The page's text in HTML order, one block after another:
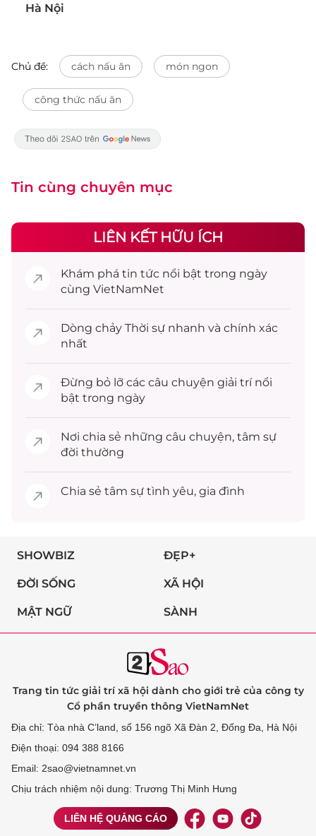
Hà Nội
Chủ đề: cách nấu ăn món ngon
công thức nấu ăn
Tin cùng chuyên mục
LIÊN KẾT HỮU ÍCH
Khám phá tin tức nổi bật trong ngày
cùng VietNamNet
Dòng chảy Thời sự nhanh và chính xác
nhất
Đừng bỏ lỡ các câu chuyện giải trínổi
bật trong ngày
Nơi chia sẻ những câu chuyện, tâm sự
đời thường
Chia sẻ tâm sự tình yêu, gia đình
SHOWBIZ ĐẸP+
ĐỜI SỐNG XÃ HỘI
MẬT NGỮ SÀNH
Trang tin tức giải trí xã hội dành cho giới trẻ của công ty
Cổ phần truyền thông VietNamNet
Địa chỉ: Tòa nhà C’land, số 156 ngõ Xã Đàn 2, Đống Đa, Hà Nội
Điện thoại: 094 388 8166
Email: 2sao@vietnamnet.vn
Chịu trách nhiệm nội dung: Trương Thị Minh Hưng
LIÊN HỆ QUẢNG CÁO